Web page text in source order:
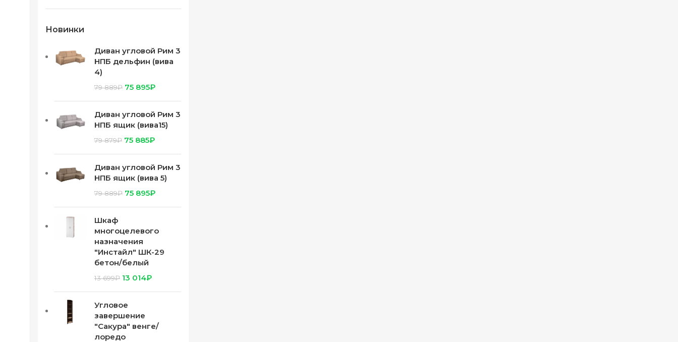
Новинки
Диван угловой Рим 3
НПБ дельфин (вива
4)
79 889₽ 75 895₽
Диван угловой Рим 3
НПБ ящик (вива15)
79 879₽ 75 885₽
Диван угловой Рим 3
НПБ ящик (вива 5)
79 889₽ 75 895₽
Шкаф
многоцелевого
назначения
"Инстайл" ШК-29
бетон/белый
13 699₽ 13 014₽
Угловое
завершение
"Сакура" венге/
лоредо